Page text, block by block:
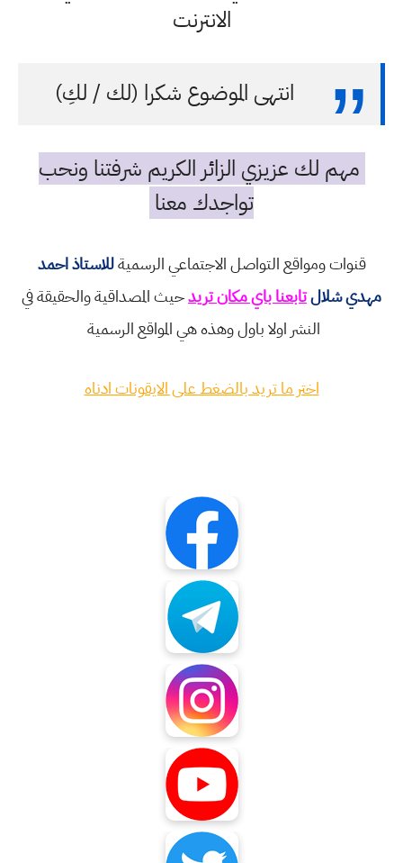
الانترنت
انتهى الموضوع شكرا (لك / لكِ)
مهم لك عزيزي الزائر الكريم شرفتنا ونحب
تواجدك معنا
قنوات ومواقع التواصل الاجتماعي الرسميةللاستاذ احمد
مهدي شلالتابعنا باي مكان تريدحيث المصداقية والحقيقة في
النشر اولا باول وهذه هي المواقع الرسمية
اختر ما تريد بالضغط على الايقونات ادناه